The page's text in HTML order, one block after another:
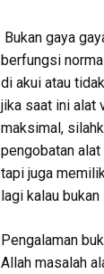
Bukan gaya
berfungsi
di akui atau
jika saat ini alat
maksimal,
pengobatan
tapi juga
lagi kalau bukan
Pengalaman
Allah masalah